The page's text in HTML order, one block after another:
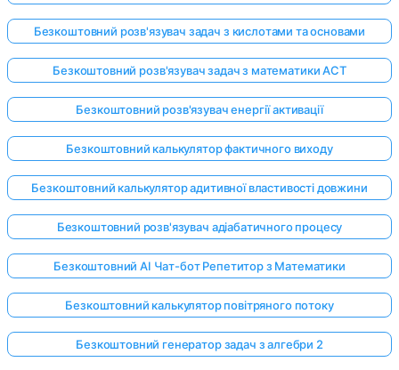
Безкоштовний розв'язувач задач з кислотами та основами
Безкоштовний розв'язувач задач з математики ACT
Безкоштовний розв'язувач енергії активації
Безкоштовний калькулятор фактичного виходу
Безкоштовний калькулятор адитивної властивості довжини
Безкоштовний розв'язувач адіабатичного процесу
Безкоштовний AI Чат-бот Репетитор з Математики
Безкоштовний калькулятор повітряного потоку
Безкоштовний генератор задач з алгебри 2